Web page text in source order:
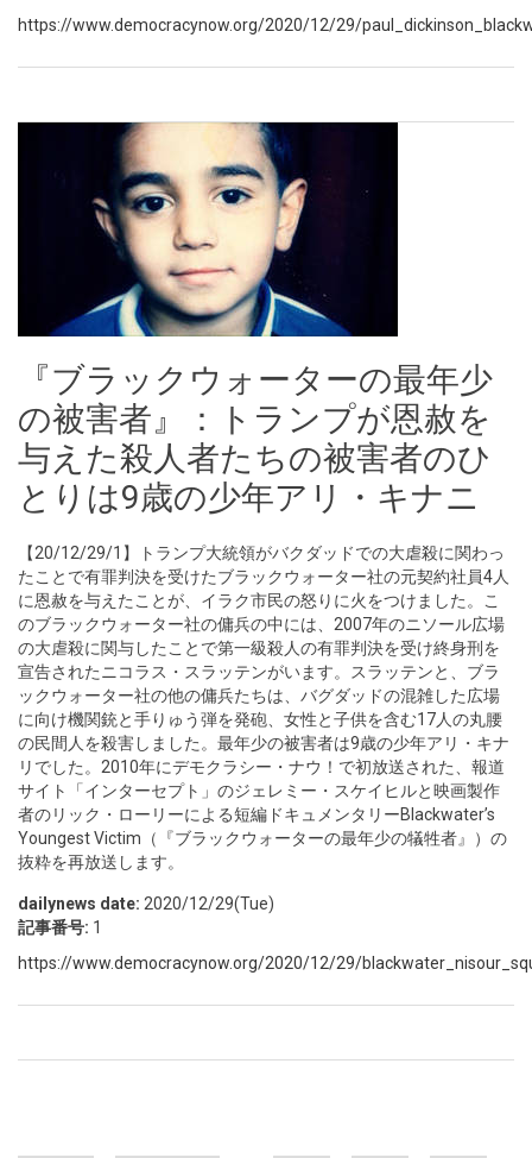
https://www.democracynow.org/2020/12/29/
『ブラックウォーターの最年少
の被害者』：トランプが恩赦を
与えた殺人者たちの被害者のひ
とりは9歳の少年アリ・キナニ
【20/12/29/1】トランプ大統領がバクダッドでの大虐殺に関わっ
たことで有罪判決を受けたブラックウォーター社の元契約社員4人
に恩赦を与えたことが、イラク市民の怒りに火をつけました。こ
のブラックウォーター社の傭兵の中には、2007年のニソール広場
の大虐殺に関与したことで第一級殺人の有罪判決を受け終身刑を
宣告されたニコラス・スラッテンがいます。スラッテンと、ブラ
ックウォーター社の他の傭兵たちは、バグダッドの混雑した広場
に向け機関銃と手りゅう弾を発砲、女性と子供を含む17人の丸腰
の民間人を殺害しました。最年少の被害者は9歳の少年アリ・キナ
リでした。2010年にデモクラシー・ナウ！で初放送された、報道
サイト「インターセプト」のジェレミー・スケイヒルと映画製作
者のリック・ローリーによる短編ドキュメンタリーBlackwater’s
Youngest Victim（『ブラックウォーターの最年少の犠牲者』）の
抜粋を再放送します。
dailynews date: 2020/12/29(Tue)
記事番号: 1
https://www.democracynow.org/2020/12/29/